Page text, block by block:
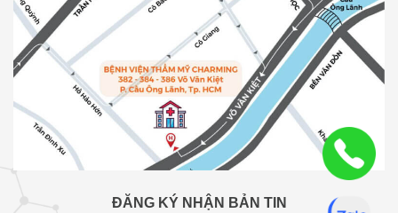
ĐĂNG KÝ NHẬN BẢN TIN